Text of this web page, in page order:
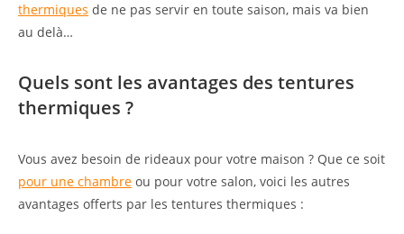
thermiques de ne pas servir en toute saison, mais va bien
au delà…
Quels sont les avantages des tentures
thermiques ?
Vous avez besoin de rideaux pour votre maison ? Que ce soit
pour une chambre ou pour votre salon, voici les autres
avantages offerts par les tentures thermiques :